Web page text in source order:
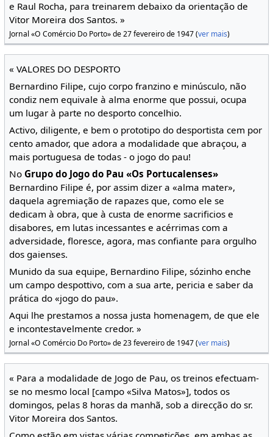
e Raul Rocha, para treinarem debaixo da orientação de
Vitor Moreira dos Santos. »
Jornal «O Comércio Do Porto» de 27 fevereiro de 1947 (ver mais)
« VALORES DO DESPORTO
Bernardino Filipe, cujo corpo franzino e minúsculo, não
condiz nem equivale à alma enorme que possui, ocupa
um lugar à parte no desporto concelhio.
Activo, diligente, e bem o prototipo do desportista cem por
cento amador, que adora a modalidade que abraçou, a
mais portuguesa de todas - o jogo do pau!
NoGrupo do Jogo do Pau «Os Portucalenses»
Bernardino Filipe é, por assim dizer a «alma mater»,
daquela agremiação de rapazes que, como ele se
dedicam à obra, que à custa de enorme sacrificios e
disabores, em lutas incessantes e acérrimas com a
adversidade, floresce, agora, mas confiante para orgulho
dos gaienses.
Munido da sua equipe, Bernardino Filipe, sózinho enche
um campo despottivo, com a sua arte, pericia e saber da
prática do «jogo do pau».
Aqui lhe prestamos a nossa justa homenagem, de que ele
e incontestavelmente credor. »
Jornal «O Comércio Do Porto» de 23 fevereiro de 1947 (ver mais)
« Para a modalidade de Jogo de Pau, os treinos efectuam-
se no mesmo local [campo «Silva Matos»], todos os
domingos, pelas 8 horas da manhã, sob a direcção do sr.
Vitor Moreira dos Santos.